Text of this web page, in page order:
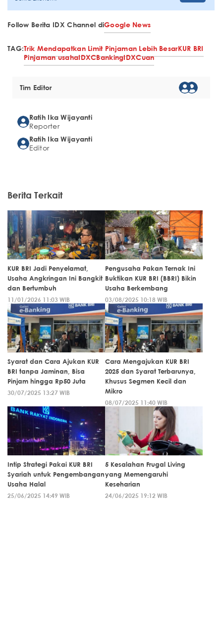
Follow Berita IDX Channel diGoogle News
TAG:Trik Mendapatkan Limit Pinjaman Lebih BesarKUR BRI
Pinjaman usahaIDXCBankingIDXCuan
Tim Editor
Ratih Ika Wijayanti
Reporter
Ratih Ika Wijayanti
Editor
Berita Terkait
KUR BRI Jadi Penyelamat,
Usaha Angkringan Ini Bangkit
dan Bertumbuh
11/01/2026 11:03 WIB
Pengusaha Pakan Ternak Ini
Buktikan KUR BRI (BBRI) Bikin
Usaha Berkembang
03/08/2025 10:18 WIB
Syarat dan Cara Ajukan KUR
BRI tanpa Jaminan, Bisa
Pinjam hingga Rp50 Juta
30/07/2025 13:27 WIB
Cara Mengajukan KUR BRI
2025 dan Syarat Terbarunya,
Khusus Segmen Kecil dan
Mikro
08/07/2025 11:40 WIB
Intip Strategi Pakai KUR BRI
Syariah untuk Pengembangan
Usaha Halal
25/06/2025 14:49 WIB
5 Kesalahan Frugal Living
yang Memengaruhi
Keseharian
24/06/2025 19:12 WIB